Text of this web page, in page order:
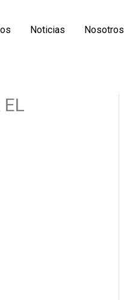
Noticias Nosotros